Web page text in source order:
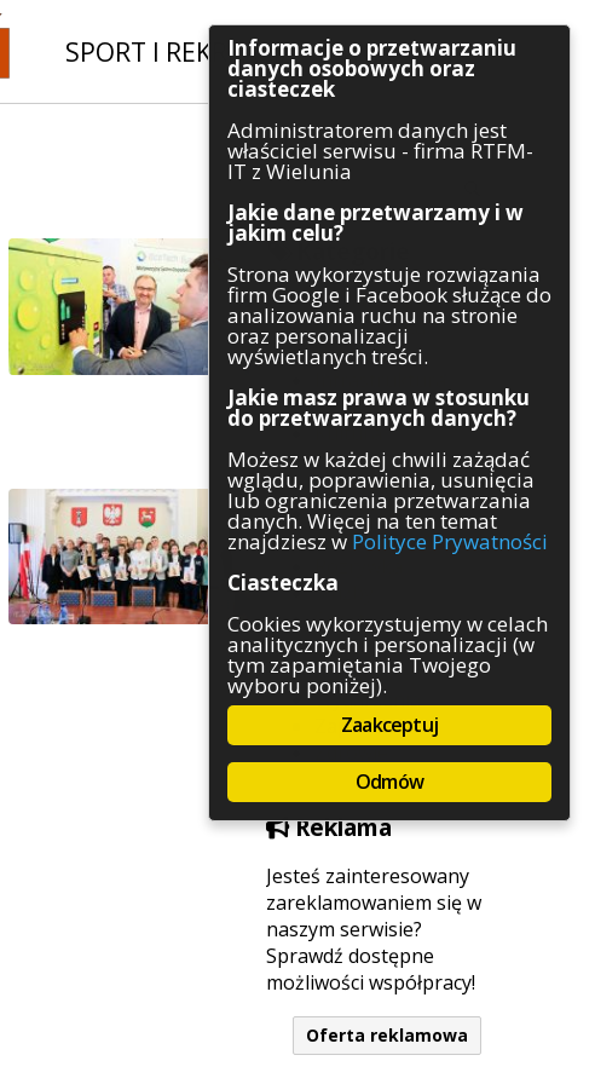
SPORT I REKREACJA|INWESTYCJE
Szukaj
Kategorie
Architektura
Gospodarka
Handel
Komunikaty
Kultura
Polityka
Pozostałe
Psychologia
Rolnictwo
Służby
Sport
Środowisko
Szkolnictwo
Wydarzenia
Zapowiedzi
Zdrowie
Reklama
Jesteś zainteresowany
zareklamowaniem się w
naszym serwisie?
Sprawdź dostępne
możliwości współpracy!
Oferta reklamowa
Informacje o przetwarzaniu
danych osobowych oraz
ciasteczek
Administratorem danych jest
właściciel serwisu - firma RTFM-
IT z Wielunia
Jakie dane przetwarzamy i w
jakim celu?
Strona wykorzystuje rozwiązania
firm Google i Facebook służące do
analizowania ruchu na stronie
oraz personalizacji
wyświetlanych treści.
Jakie masz prawa w stosunku
do przetwarzanych danych?
Możesz w każdej chwili zażądać
wglądu, poprawienia, usunięcia
lub ograniczenia przetwarzania
danych. Więcej na ten temat
znajdziesz w Polityce Prywatności
Ciasteczka
Cookies wykorzystujemy w celach
analitycznych i personalizacji (w
tym zapamiętania Twojego
wyboru poniżej).
Zaakceptuj
Odmów